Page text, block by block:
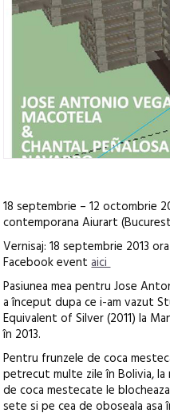
18 septembrie – 12 octombrie
contemporana Aiurart
Vernisaj: 18 septembrie 2013
Facebook eventaici
Pasiunea mea pentru Jose
a început dupa ce i-am vazut
Equivalent of Silver (2011) la
în 2013.
Pentru frunzele de coca
petrecut multe zile în Bolivia, la
de coca mestecate le
sete si pe cea de oboseala asa